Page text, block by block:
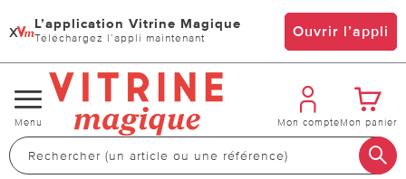
x L’application Vitrine Magique
Téléchargez l’appli maintenant Ouvrir l’appli
Changer
de
navigation
Menu Mon compteMon panier